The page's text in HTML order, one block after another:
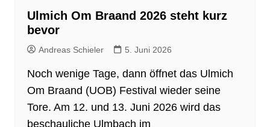
Ulmich Om Braand 2026 steht kurz
bevor
Andreas Schieler 5. Juni 2026
Noch wenige Tage, dann öffnet das Ulmich
Om Braand (UOB) Festival wieder seine
Tore. Am 12. und 13. Juni 2026 wird das
beschauliche Ulmbach im